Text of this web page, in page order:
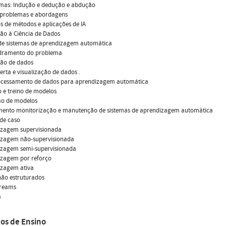
Indução e dedução e abdução
e abordagens
de métodos e aplicações de IA
à Ciência de Dados
sistemas de aprendizagem automática
do problema
de dados
e visualização de dados .
de dados para aprendizagem automática
e treino de modelos
de modelos
monitorização e manutenção de sistemas de aprendizagem automática
caso
supervisionada
não-supervisionada
semi-supervisionada
por reforço
ativa
estruturados
de Ensino